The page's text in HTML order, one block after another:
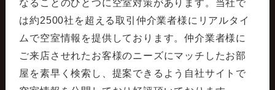
なることのひとつに空室対策があります。当社で
は約2500社を超える取引仲介業者様にリアルタイ
ムで空室情報を提供しております。仲介業者様に
ご来店させれたお客様のニーズにマッチしたお部
屋を素早く検索し、提案できるよう自社サイトで